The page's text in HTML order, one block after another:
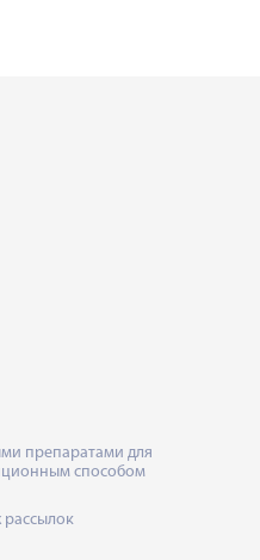
препаратами для
способом
рассылок